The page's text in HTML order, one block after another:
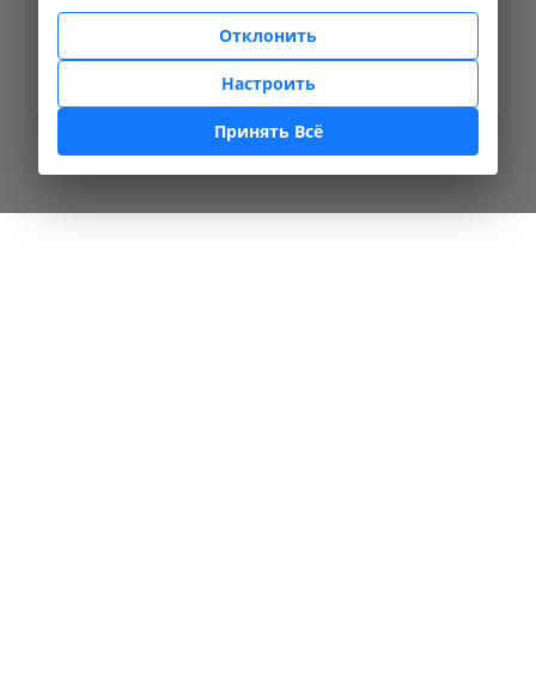
Подробнее
Отклонить
Настроить
Принять Всё